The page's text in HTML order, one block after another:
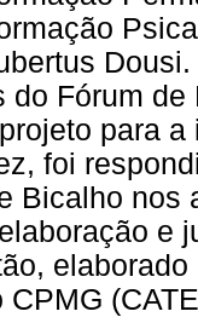
do Fórum
para
foi
Bicalho nos
e
CPMG